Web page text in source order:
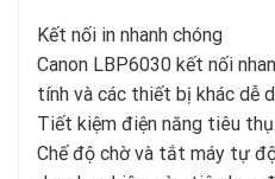
Kết nối in nhanh chóng
Canon LBP6030 kết nối
tính và các thiết bị khác dễ
Tiết kiệm điện năng tiêu thụ.
Chế độ chờ và tắt máy tự